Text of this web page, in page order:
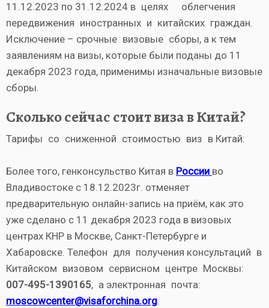
11.12.2023 по 31.12.2024 в целях облегчения
передвижения иностранных и китайских граждан.
Исключение – срочные визовые сборы, а к тем
заявлениям на визы, которые были поданы до 11
декабря 2023 года, применимы изначальные визовые
сборы.
Сколько сейчас стоит виза в Китай?
Тарифы со сниженной стоимостью виз в Китай:
Более того, генконсульство Китая в России во
Владивостоке с 18.12.2023г. отменяет
предварительную онлайн-запись на приём, как это
уже сделано с 11 декабря 2023 года в визовых
центрах КНР в Москве, Санкт-Петербурге и
Хабаровске. Телефон для получения консультаций в
Китайском визовом сервисном центре Москвы:
007-495-1390165, а электронная почта:
moscowcenter@visaforchina.org.